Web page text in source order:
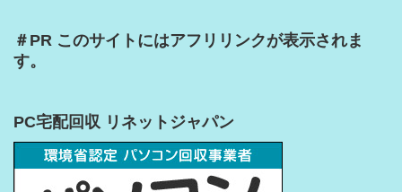
＃PR このサイトにはアフリリンクが表示されま
す。
PC宅配回収 リネットジャパン